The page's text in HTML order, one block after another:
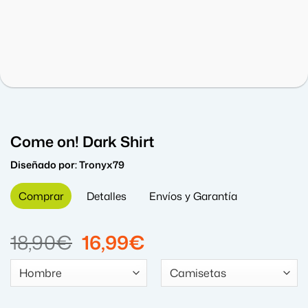
Come on! Dark Shirt
Diseñado por:Tronyx79
Comprar Detalles Envíos y Garantía
18,90€ El
precio
original
16,99€
precio
actual